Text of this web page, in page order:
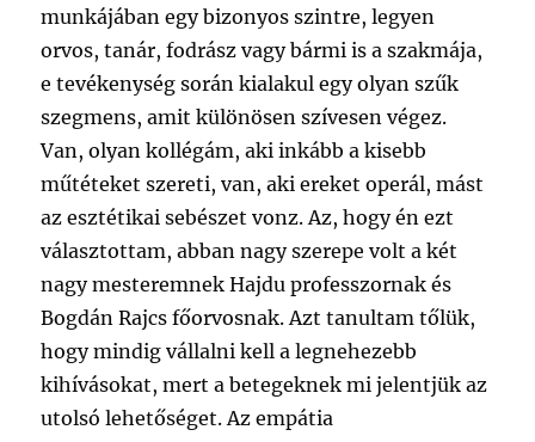
munkájában egy bizonyos szintre, legyen
orvos, tanár, fodrász vagy bármi is a szakmája,
e tevékenység során kialakul egy olyan szűk
szegmens, amit különösen szívesen végez.
Van, olyan kollégám, aki inkább a kisebb
műtéteket szereti, van, aki ereket operál, mást
az esztétikai sebészet vonz. Az, hogy én ezt
választottam, abban nagy szerepe volt a két
nagy mesteremnek Hajdu professzornak és
Bogdán Rajcs főorvosnak. Azt tanultam tőlük,
hogy mindig vállalni kell a legnehezebb
kihívásokat, mert a betegeknek mi jelentjük az
utolsó lehetőséget. Az empátia